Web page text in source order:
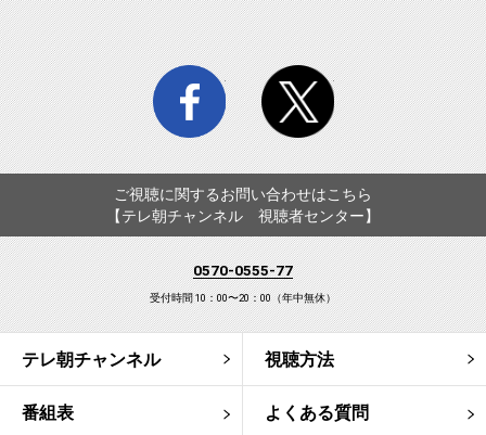
facebook twitter
ご視聴に関するお問い合わせはこちら
【テレ朝チャンネル 視聴者センター】
0570-0555-77
受付時間 10：00〜20：00（年中無休）
テレ朝チャンネル 視聴方法
番組表 よくある質問